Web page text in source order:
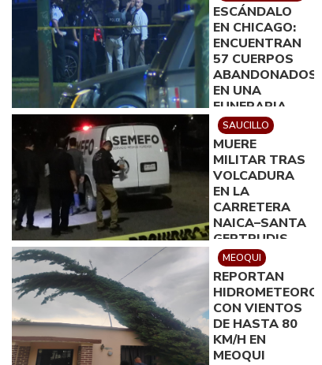
ESCÁNDALO
EN CHICAGO:
ENCUENTRAN
57 CUERPOS
ABANDONADOS
EN UNA
FUNERARIA
SAUCILLO
MUERE
MILITAR TRAS
VOLCADURA
EN LA
CARRETERA
NAICA–SANTA
GERTRUDIS
MEOQUI
REPORTAN
HIDROMETEORO
CON VIENTOS
DE HASTA 80
KM/H EN
MEOQUI